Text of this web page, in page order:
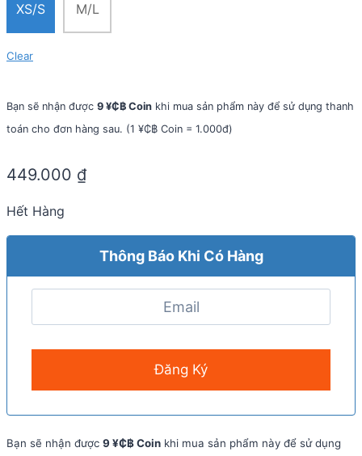
XS/S M/L
Clear
Bạn sẽ nhận được 9 ¥₵฿ Coin khi mua sản phẩm này để sử dụng thanh
toán cho đơn hàng sau. (1 ¥₵฿ Coin = 1.000đ)
449.000 ₫
Hết Hàng
Thông Báo Khi Có Hàng
Bạn sẽ nhận được 9 ¥₵฿ Coin khi mua sản phẩm này để sử dụng